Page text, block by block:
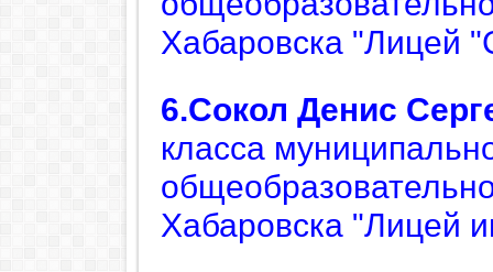
Хабаровска "Лицей
6.Сокол Денис
класса
Хабаровска "Лицей